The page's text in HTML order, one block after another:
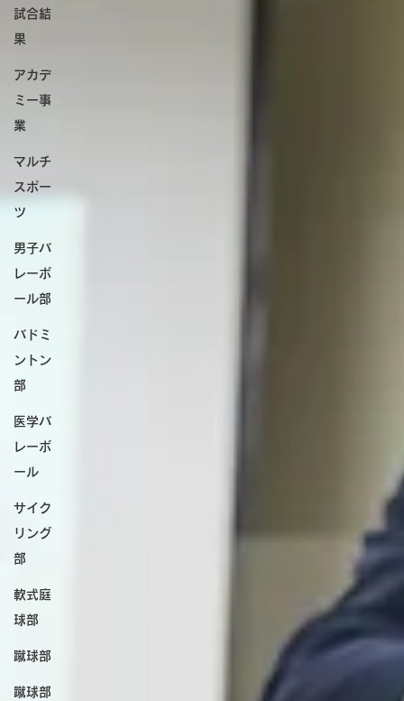
試合結
果
アカデ
ミー事
業
マルチ
スポー
ツ
男子バ
レーボ
ール部
バドミ
ントン
部
医学バ
レーボ
ール
サイク
リング
部
軟式庭
球部
蹴球部
蹴球部